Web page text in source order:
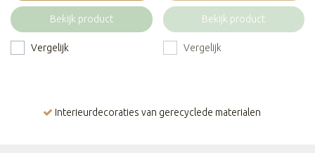
Bekijk product
Vergelijk
Bekijk product
Vergelijk
Interieurdecoraties van gerecyclede materialen